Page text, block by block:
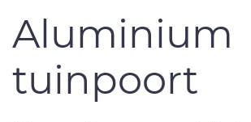
Aluminium
tuinpoort